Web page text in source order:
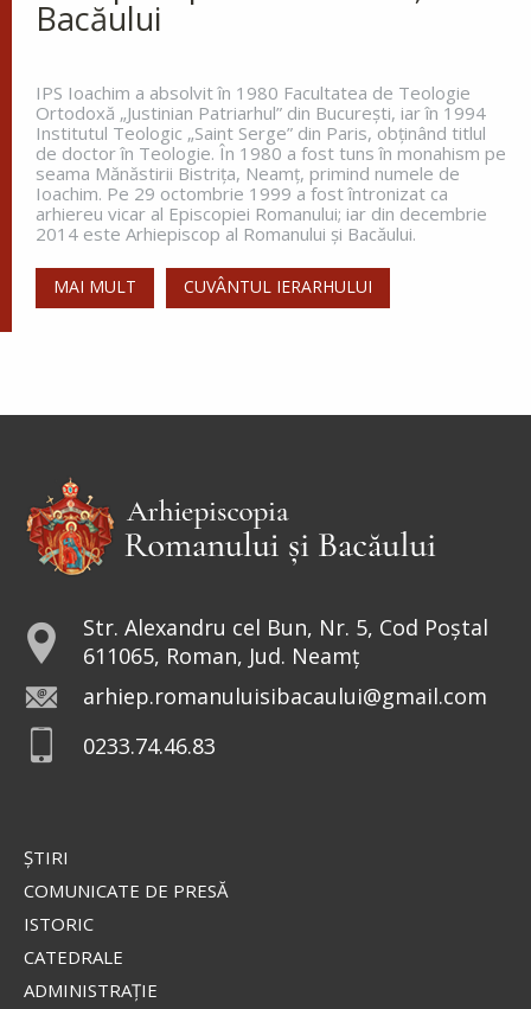
Bacăului
IPS Ioachim a absolvit în 1980 Facultatea de Teologie
Ortodoxă „Justinian Patriarhul” din Bucureşti, iar în 1994
Institutul Teologic „Saint Serge” din Paris, obţinând titlul
de doctor în Teologie. În 1980 a fost tuns în monahism pe
seama Mănăstirii Bistriţa, Neamţ, primind numele de
Ioachim. Pe 29 octombrie 1999 a fost întronizat ca
arhiereu vicar al Episcopiei Romanului; iar din decembrie
2014 este Arhiepiscop al Romanului și Bacăului.
MAI MULT CUVÂNTUL IERARHULUI
Str. Alexandru cel Bun, Nr. 5, Cod Poștal
611065, Roman, Jud. Neamț
arhiep.romanuluisibacaului@gmail.com
0233.74.46.83
ŞTIRI
COMUNICATE DE PRESĂ
ISTORIC
CATEDRALE
ADMINISTRAŢIE